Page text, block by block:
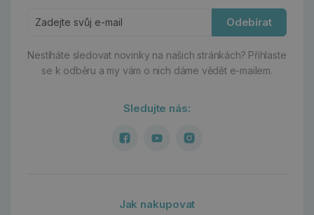
Odebírat
Nestíháte sledovat novinky na našich stránkách? Přihlaste
se k odběru a my vám o nich dáme vědět e-mailem.
Sledujte nás:
Jak nakupovat